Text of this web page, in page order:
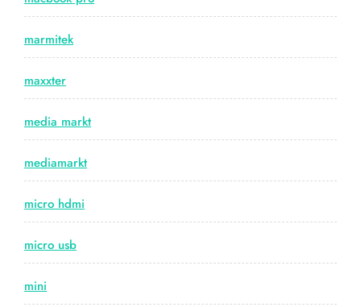
marmitek
maxxter
media markt
mediamarkt
micro hdmi
micro usb
mini